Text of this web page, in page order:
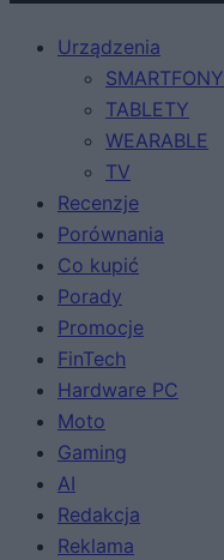
Urządzenia
SMARTFONY
TABLETY
WEARABLE
TV
Recenzje
Porównania
Co kupić
Porady
Promocje
FinTech
Hardware PC
Moto
Gaming
AI
Redakcja
Reklama